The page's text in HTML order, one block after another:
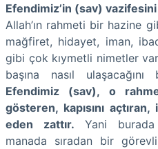
Efendimiz’in (sav) vazifesini
Allah’ın rahmeti bir hazine
mağfiret, hidayet, iman,
gibi çok kıymetli nimetler
başına nasıl ulaşacağını
Efendimiz (sav), o
gösteren, kapısını
eden zattır. Yani burada
manada sıradan bir görevli